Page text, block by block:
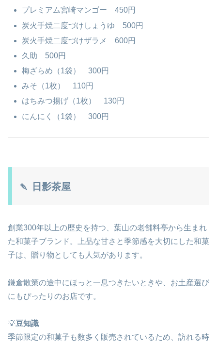
プレミアム宮崎マンゴー 450円
炭火手焼二度づけしょうゆ 500円
炭火手焼二度づけザラメ 600円
久助 500円
梅ざらめ（1袋） 300円
みそ（1枚） 110円
はちみつ揚げ（1枚） 130円
にんにく（1袋） 300円
🍡 日影茶屋
創業300年以上の歴史を持つ、葉山の老舗料亭から生まれ
た和菓子ブランド。上品な甘さと季節感を大切にした和菓
子は、贈り物としても人気があります。
鎌倉散策の途中にほっと一息つきたいときや、お土産選び
にもぴったりのお店です。
💡豆知識
季節限定の和菓子も数多く販売されているため、訪れる時